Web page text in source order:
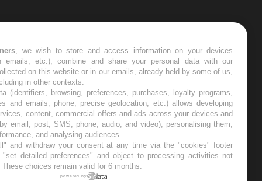
les semaines les meilleures
, we wish to store and access information on your devices
emails, etc.), combine and share your personal data with our
on this website or in our emails, already held by some of us,
in other contexts.
(identifiers, browsing, preferences, purchases, loyalty programs,
and emails, phone, precise geolocation, etc.) allows developing
content, commercial offers and ads across your devices and
email, post, SMS, phone, audio, and video), personalising them,
and analysing audiences.
and withdraw your consent at any time via the "cookies" footer
detailed preferences" and object to processing activities not
choices remain valid for 6 months.
powered by